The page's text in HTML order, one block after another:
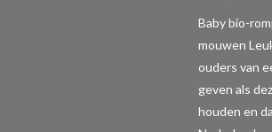
Baby bio-
mouwen
ouders van
geven als
houden en